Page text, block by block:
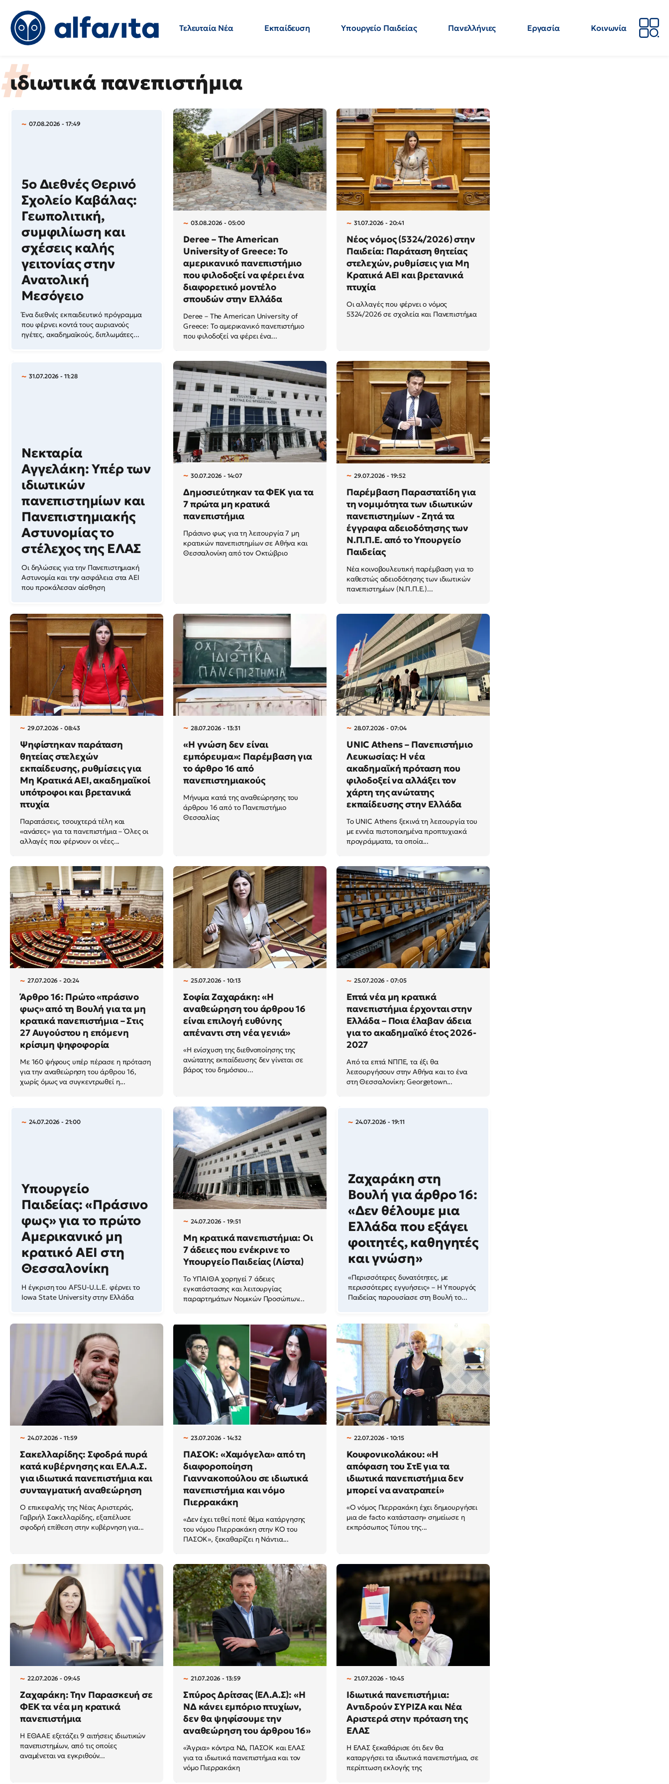
Τελευταία Νέα Εκπαίδευση Υπουργείο Παιδείας Πανελλήνιες Εργασία
Κοινωνία
ιδιωτικά πανεπιστήμια
07.08.2026 - 17:49
5ο Διεθνές Θερινό
Σχολείο Καβάλας:
Γεωπολιτική,
συμφιλίωση και
σχέσεις καλής
γειτονίας στην
Ανατολική
Μεσόγειο
Ένα διεθνές εκπαιδευτικό πρόγραμμα
που φέρνει κοντά τους αυριανούς
ηγέτες, ακαδημαϊκούς, διπλωμάτες...
03.08.2026 - 05:00
Deree – The American
University of Greece: Το
αμερικανικό πανεπιστήμιο
που φιλοδοξεί να φέρει ένα
διαφορετικό μοντέλο
σπουδών στην Ελλάδα
Deree – The American University of
Greece: Το αμερικανικό πανεπιστήμιο
που φιλοδοξεί να φέρει ένα...
31.07.2026 - 20:41
Νέος νόμος (5324/2026) στην
Παιδεία: Παράταση θητείας
στελεχών, ρυθμίσεις για Μη
Κρατικά ΑΕΙ και βρετανικά
πτυχία
Οι αλλαγές που φέρνει ο νόμος
5324/2026 σε σχολεία και Πανεπιστήμια
31.07.2026 - 11:28
Νεκταρία
Αγγελάκη: Υπέρ των
ιδιωτικών
πανεπιστημίων και
Πανεπιστημιακής
Αστυνομίας το
στέλεχος της ΕΛΑΣ
Οι δηλώσεις για την Πανεπιστημιακή
Αστυνομία και την ασφάλεια στα ΑΕΙ
που προκάλεσαν αίσθηση
30.07.2026 - 14:07
Δημοσιεύτηκαν τα ΦΕΚ για τα
7 πρώτα μη κρατικά
πανεπιστήμια
Πράσινο φως για τη λειτουργία 7 μη
κρατικών πανεπιστημίων σε Αθήνα και
Θεσσαλονίκη από τον Οκτώβριο
29.07.2026 - 19:52
Παρέμβαση Παραστατίδη για
τη νομιμότητα των ιδιωτικών
πανεπιστημίων - Ζητά τα
έγγραφα αδειοδότησης των
Ν.Π.Π.Ε. από το Υπουργείο
Παιδείας
Νέα κοινοβουλευτική παρέμβαση για το
καθεστώς αδειοδότησης των ιδιωτικών
πανεπιστημίων (Ν.Π.Π.Ε.)...
29.07.2026 - 08:43
Ψηφίστηκαν παράταση
θητείας στελεχών
εκπαίδευσης, ρυθμίσεις για
Μη Κρατικά ΑΕΙ, ακαδημαϊκοί
υπότροφοι και βρετανικά
πτυχία
Παρατάσεις, τσουχτερά τέλη και
«ανάσες» για τα πανεπιστήμια – Όλες οι
αλλαγές που φέρνουν οι νέες...
28.07.2026 - 13:31
«Η γνώση δεν είναι
εμπόρευμα»: Παρέμβαση για
το άρθρο 16 από
πανεπιστημιακούς
Μήνυμα κατά της αναθεώρησης του
άρθρου 16 από το Πανεπιστήμιο
Θεσσαλίας
28.07.2026 - 07:04
UNIC Athens – Πανεπιστήμιο
Λευκωσίας: Η νέα
ακαδημαϊκή πρόταση που
φιλοδοξεί να αλλάξει τον
χάρτη της ανώτατης
εκπαίδευσης στην Ελλάδα
Το UNIC Athens ξεκινά τη λειτουργία του
με εννέα πιστοποιημένα προπτυχιακά
προγράμματα, τα οποία...
27.07.2026 - 20:24
Άρθρο 16: Πρώτο «πράσινο
φως» από τη Βουλή για τα μη
κρατικά πανεπιστήμια – Στις
27 Αυγούστου η επόμενη
κρίσιμη ψηφοφορία
Με 160 ψήφους υπέρ πέρασε η πρόταση
για την αναθεώρηση του άρθρου 16,
χωρίς όμως να συγκεντρωθεί η...
25.07.2026 - 10:13
Σοφία Ζαχαράκη: «Η
αναθεώρηση του άρθρου 16
είναι επιλογή ευθύνης
απέναντι στη νέα γενιά»
«Η ενίσχυση της διεθνοποίησης της
ανώτατης εκπαίδευσης δεν γίνεται σε
βάρος του δημόσιου...
25.07.2026 - 07:05
Επτά νέα μη κρατικά
πανεπιστήμια έρχονται στην
Ελλάδα – Ποια έλαβαν άδεια
για το ακαδημαϊκό έτος 2026-
2027
Από τα επτά ΝΠΠΕ, τα έξι θα
λειτουργήσουν στην Αθήνα και το ένα
στη Θεσσαλονίκη: Georgetown...
24.07.2026 - 21:00
Υπουργείο
Παιδείας: «Πράσινο
φως» για το πρώτο
Αμερικανικό μη
κρατικό ΑΕΙ στη
Θεσσαλονίκη
Η έγκριση του AFSU-U.L.E. φέρνει το
Iowa State University στην Ελλάδα
24.07.2026 - 19:51
Μη κρατικά πανεπιστήμια: Οι
7 άδειες που ενέκρινε το
Υπουργείο Παιδείας (Λίστα)
Το ΥΠΑΙΘΑ χορηγεί 7 άδειες
εγκατάστασης και λειτουργίας
παραρτημάτων Νομικών Προσώπων...
24.07.2026 - 19:11
Ζαχαράκη στη
Βουλή για άρθρο 16:
«Δεν θέλουμε μια
Ελλάδα που εξάγει
φοιτητές, καθηγητές
και γνώση»
«Περισσότερες δυνατότητες, με
περισσότερες εγγυήσεις» – Η Υπουργός
Παιδείας παρουσίασε στη Βουλή το...
24.07.2026 - 11:59
Σακελλαρίδης: Σφοδρά πυρά
κατά κυβέρνησης και ΕΛ.Α.Σ.
για ιδιωτικά πανεπιστήμια και
συνταγματική αναθεώρηση
Ο επικεφαλής της Νέας Αριστεράς,
Γαβριήλ Σακελλαρίδης, εξαπέλυσε
σφοδρή επίθεση στην κυβέρνηση για...
23.07.2026 - 14:32
ΠΑΣΟΚ: «Χαμόγελα» από τη
διαφοροποίηση
Γιαννακοπούλου σε ιδιωτικά
πανεπιστήμια και νόμο
Πιερρακάκη
«Δεν έχει τεθεί ποτέ θέμα κατάργησης
του νόμου Πιερρακάκη στην ΚΟ του
ΠΑΣΟΚ», ξεκαθαρίζει η Νάντια...
22.07.2026 - 10:15
Κουφονικολάκου: «Η
απόφαση του ΣτΕ για τα
ιδιωτικά πανεπιστήμια δεν
μπορεί να ανατραπεί»
«Ο νόμος Πιερρακάκη έχει δημιουργήσει
μια de facto κατάσταση» σημείωσε η
εκπρόσωπος Τύπου της...
22.07.2026 - 09:45
Ζαχαράκη: Την Παρασκευή σε
ΦΕΚ τα νέα μη κρατικά
πανεπιστήμια
Η ΕΘΑΑΕ εξετάζει 9 αιτήσεις ιδιωτικών
πανεπιστημίων, από τις οποίες
αναμένεται να εγκριθούν...
21.07.2026 - 13:59
Σπύρος Δρίτσας (ΕΛ.Α.Σ): «Η
ΝΔ κάνει εμπόριο πτυχίων,
δεν θα ψηφίσουμε την
αναθεώρηση του άρθρου 16»
«Άγρια» κόντρα ΝΔ, ΠΑΣΟΚ και ΕΛΑΣ
για τα ιδιωτικά πανεπιστήμια και τον
νόμο Πιερρακάκη
21.07.2026 - 10:45
Ιδιωτικά πανεπιστήμια:
Αντιδρούν ΣΥΡΙΖΑ και Νέα
Αριστερά στην πρόταση της
ΕΛΑΣ
Η ΕΛΑΣ ξεκαθάρισε ότι δεν θα
καταργήσει τα ιδιωτικά πανεπιστήμια, σε
περίπτωση εκλογής της